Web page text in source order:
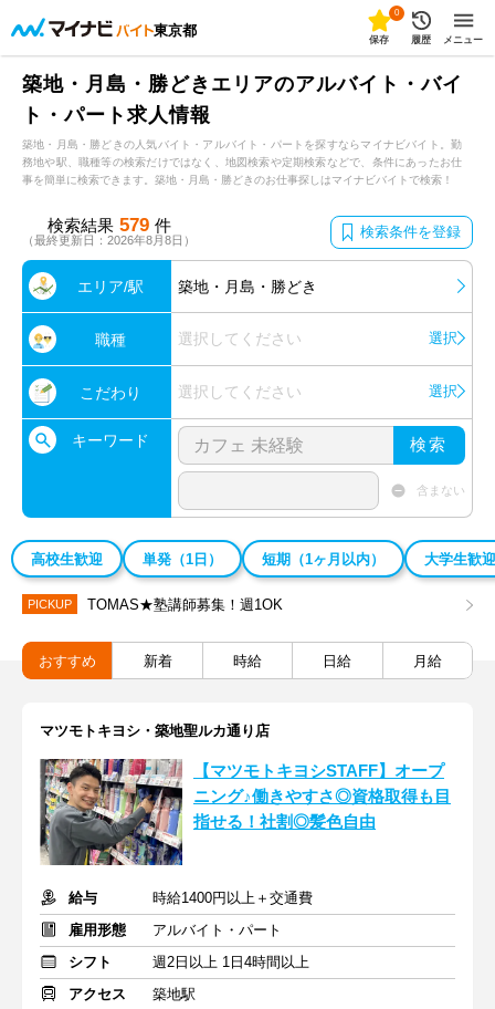
東京都
0
保存 履歴 メニュー
築地・月島・勝どきエリアのアルバイト・バイ
ト・パート求人情報
築地・月島・勝どきの人気バイト・アルバイト・パートを探すならマイナビバイト。勤
務地や駅、職種等の検索だけではなく、地図検索や定期検索などで、条件にあったお仕
事を簡単に検索できます。築地・月島・勝どきのお仕事探しはマイナビバイトで検索！
検索結果 579 件
（最終更新日：2026年8月8日） 検索条件を登録
エリア/駅 築地・月島・勝どき
職種 選択してください 選択
こだわり 選択してください 選択
キーワード 検索
含まない
高校生歓迎 単発（1日） 短期（1ヶ月以内） 大学生歓迎
PICKUP TOMAS★塾講師募集！週1OK
おすすめ 新着 時給 日給 月給
マツモトキヨシ・築地聖ルカ通り店
【マツモトキヨシSTAFF】オープ
ニング♪働きやすさ◎資格取得も目
指せる！社割◎髪色自由
給与
時給1400円以上＋交通費
雇用形態
アルバイト・パート
シフト
週2日以上 1日4時間以上
アクセス
築地駅